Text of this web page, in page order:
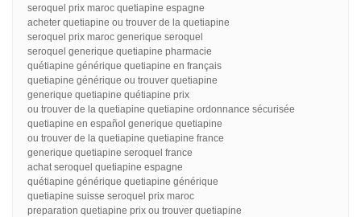
seroquel prix maroc quetiapine espagne
acheter quetiapine ou trouver de la quetiapine
seroquel prix maroc generique seroquel
seroquel generique quetiapine pharmacie
quétiapine générique quetiapine en français
quetiapine générique ou trouver quetiapine
generique quetiapine quétiapine prix
ou trouver de la quetiapine quetiapine ordonnance sécurisée
quetiapine en español generique quetiapine
ou trouver de la quetiapine quetiapine france
generique quetiapine seroquel france
achat seroquel quetiapine espagne
quétiapine générique quetiapine générique
quetiapine suisse seroquel prix maroc
preparation quetiapine prix ou trouver quetiapine